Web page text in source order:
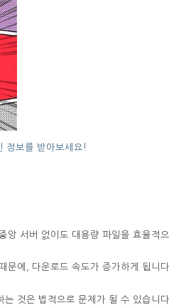
정보를 받아보세요!
앙 서버 없이도 대용량 파일을 효율적
에, 다운로드 속도가 증가하게 됩니다
것은 법적으로 문제가 될 수 있습니